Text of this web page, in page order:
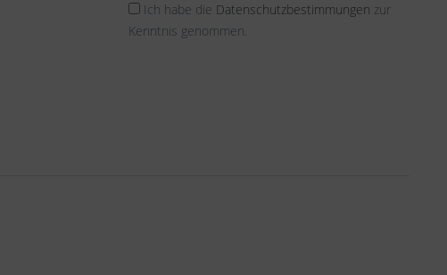
Ich habe die Datenschutzbestimmungen zur
Kenntnis genommen.